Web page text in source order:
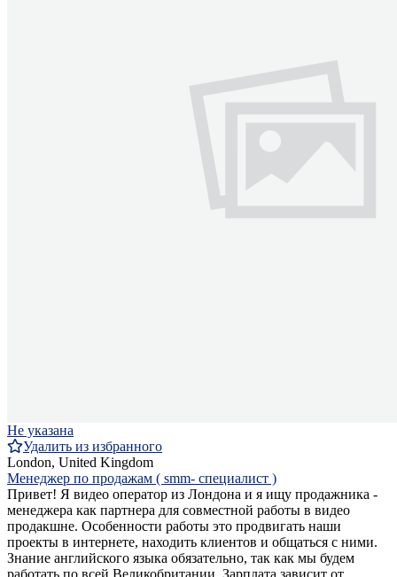
Не указана
Удалить из избранного
London, United Kingdom
Менеджер по продажам ( smm- специалист )
Привет! Я видео оператор из Лондона и я ищу продажника -
менеджера как партнера для совместной работы в видео
продакшне. Особенности работы это продвигать наши
проекты в интернете, находить клиентов и общаться с ними.
Знание английского языка обязательно, так как мы будем
работать по всей Великобритании. Зарплата зависит от